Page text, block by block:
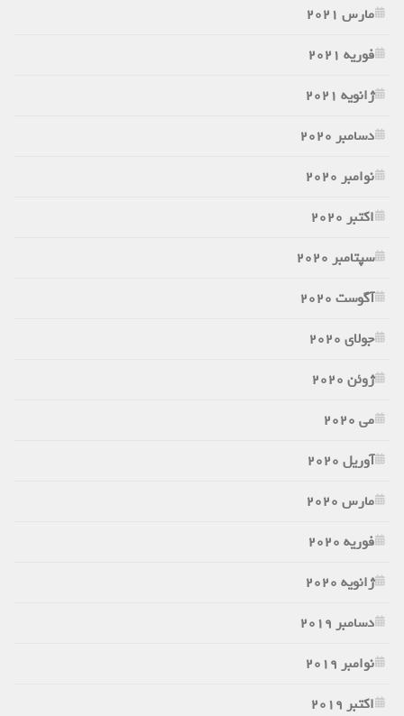
مارس 2021
فوریه 2021
ژانویه 2021
دسامبر 2020
نوامبر 2020
اکتبر 2020
سپتامبر 2020
آگوست 2020
جولای 2020
ژوئن 2020
می 2020
آوریل 2020
مارس 2020
فوریه 2020
ژانویه 2020
دسامبر 2019
نوامبر 2019
اکتبر 2019